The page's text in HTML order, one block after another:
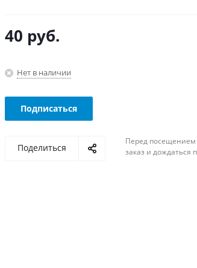
40 руб.
Нет в наличии
Подписаться
Поделиться
Перед
заказ и дождаться